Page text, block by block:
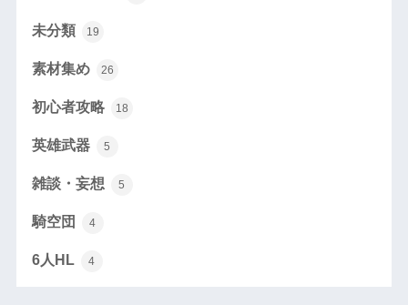
未分類 19
素材集め 26
初心者攻略 18
英雄武器 5
雑談・妄想 5
騎空団 4
6人HL 4